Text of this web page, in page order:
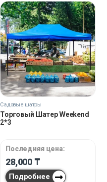
Садовые шатры
Торговый Шатер Weekend
2*3
Последняя цена:
28,000 ₸
Подробнее